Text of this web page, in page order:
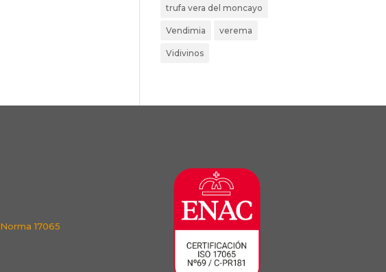
trufa vera del moncayo
Vendimia verema
Vidivinos
Norma 17065